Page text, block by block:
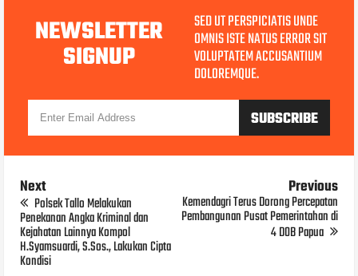
NEWSLETTER
SIGNUP
SED UT PERSPICIATIS UNDE
OMNIS ISTE NATUS ERROR SIT
VOLUPTATEM ACCUSANTIUM
DOLOREMQUE.
Next
Polsek Tallo Melakukan
Penekanan Angka Kriminal dan
Kejahatan Lainnya Kompol
H.Syamsuardi, S.Sos., Lakukan Cipta
Kondisi
Previous
Kemendagri Terus Dorong Percepatan
Pembangunan Pusat Pemerintahan di
4 DOB Papua